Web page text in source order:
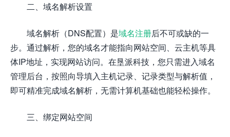
二、域名解析设置
域名解析（DNS配置）是域名注册后不可或缺的一
步。通过解析，您的域名才能指向网站空间、云主机等具
体IP地址，实现网站访问。在垦派科技，您只需进入域名
管理后台，按照向导填入主机记录、记录类型与解析值，
即可精准完成域名解析，无需计算机基础也能轻松操作。
三、绑定网站空间